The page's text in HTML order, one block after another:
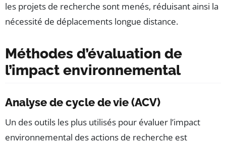
les projets de recherche sont menés, réduisant ainsi la
nécessité de déplacements longue distance.
Méthodes d’évaluation de
l’impact environnemental
Analyse de cycle de vie (ACV)
Un des outils les plus utilisés pour évaluer l’impact
environnemental des actions de recherche est